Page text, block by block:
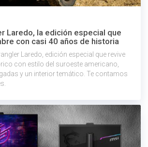
Laredo, la edición especial que
con casi 40 años de historia
Laredo, edición especial que revive
con estilo del suroeste americano,
y un interior temático. Te contamos